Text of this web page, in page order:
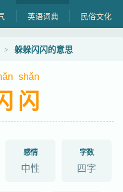
英语词典 民俗文化
躲躲闪闪的意思
shǎn
闪
感情
中性
字数
四字